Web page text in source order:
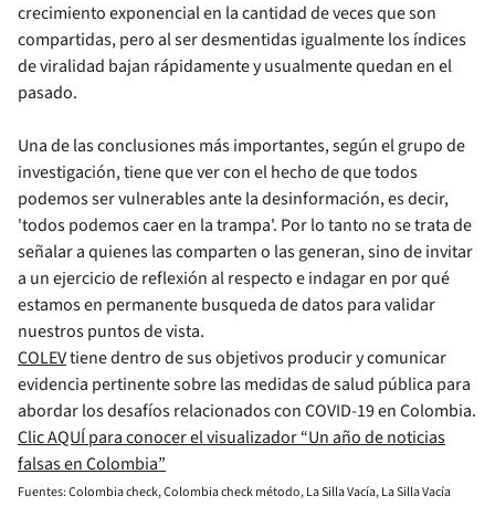
crecimiento exponencial en la cantidad de veces que son
compartidas, pero al ser desmentidas igualmente los índices
de viralidad bajan rápidamente y usualmente quedan en el
pasado.
Una de las conclusiones más importantes, según el grupo de
investigación, tiene que ver con el hecho de que todos
podemos ser vulnerables ante la desinformación, es decir,
'todos podemos caer en la trampa'. Por lo tanto no se trata de
señalar a quienes las comparten o las generan, sino de invitar
a un ejercicio de reflexión al respecto e indagar en por qué
estamos en permanente busqueda de datos para validar
nuestros puntos de vista.
COLEVtiene dentro de sus objetivos producir y comunicar
evidencia pertinente sobre las medidas de salud pública para
abordar los desafíos relacionados con COVID-19 en Colombia.
Clic AQUÍ para conocer el visualizador “Un año de noticias
falsas en Colombia”
Fuentes: Colombia check, Colombia check método, La Silla Vacía, La Silla Vacía